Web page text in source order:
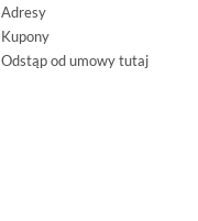
Adresy
Kupony
Odstąp od umowy tutaj